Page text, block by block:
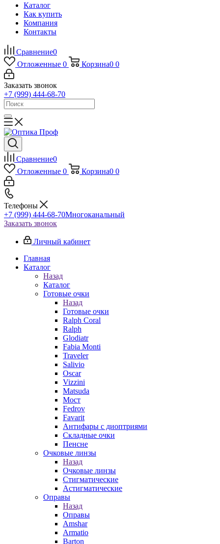
Каталог
Как купить
Компания
Контакты
Сравнение0
Отложенные 0 Корзина0 0
Заказать звонок
+7 (999) 444-68-70
Сравнение0
Отложенные 0 Корзина0 0
Телефоны
+7 (999) 444-68-70Многоканальный
Заказать звонок
Личный кабинет
Главная
Каталог
Назад
Каталог
Готовые очки
Назад
Готовые очки
Ralph Coral
Ralph
Glodiatr
Fabia Monti
Traveler
Salivio
Oscar
Vizzini
Matsuda
Мост
Fedrov
Favarit
Антифары с диоптриями
Складные очки
Пенсне
Очковые линзы
Назад
Очковые линзы
Стигматические
Астигматические
Оправы
Назад
Оправы
Amshar
Armatio
Barton